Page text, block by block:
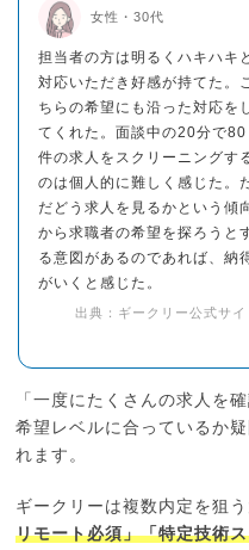
女性・30代
担当者の方は明るくハキハキと
対応いただき好感が持てた。
ちらの希望にも沿った対応を
てくれた。面談中の20分で80
件の求人をスクリーニングす
のは個人的に難しく感じた。
だどう求人を見るかという傾
から求職者の希望を探ろうと
る意図があるのであれば、納
がいくと感じた。
出典：ギークリー公式サイ
「一度にたくさんの求人を
希望レベルに合っているか
れます。
ギークリーは複数内定を狙
リモート必須」「特定技術